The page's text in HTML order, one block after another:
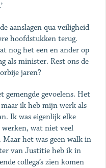
aanslagen qua veiligheid
hoofdstukken terug.
nog het een en ander op
als minister. Rest ons de
jaren?
gemengde gevoelens. Het
ik heb mijn werk als
Ik was eigenlijk elke
wat niet veel
het was geen walk in
van Justitie heb ik in
collega’s zien komen